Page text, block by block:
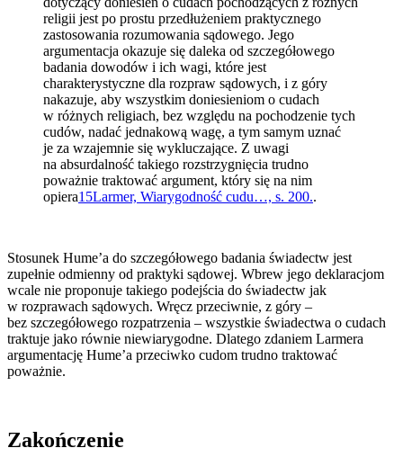
religii jest po prostu przedłużeniem praktycznego
zastosowania rozumowania sądowego. Jego
argumentacja okazuje się daleka od szczegółowego
badania dowodów i ich wagi, które jest
charakterystyczne dla rozpraw sądowych, i z góry
nakazuje, aby wszystkim doniesieniom o cudach
w różnych religiach, bez względu na pochodzenie tych
cudów, nadać jednakową wagę, a tym samym uznać
je za wzajemnie się wykluczające. Z uwagi
na absurdalność takiego rozstrzygnięcia trudno
poważnie traktować argument, który się na nim
opiera15Larmer, Wiarygodność cudu…, s. 200..
Stosunek Hume’a do szczegółowego badania świadectw jest
zupełnie odmienny od praktyki sądowej. Wbrew jego deklaracjom
wcale nie proponuje takiego podejścia do świadectw jak
w rozprawach sądowych. Wręcz przeciwnie, z góry –
bez szczegółowego rozpatrzenia – wszystkie świadectwa o cudach
traktuje jako równie niewiarygodne. Dlatego zdaniem Larmera
argumentację Hume’a przeciwko cudom trudno traktować
poważnie.
Zakończenie